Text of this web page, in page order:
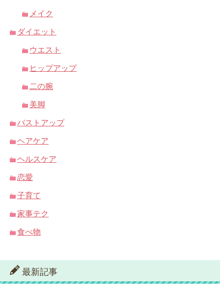
メイク
ダイエット
ウエスト
ヒップアップ
二の腕
美脚
バストアップ
ヘアケア
ヘルスケア
恋愛
子育て
家事テク
食べ物
最新記事